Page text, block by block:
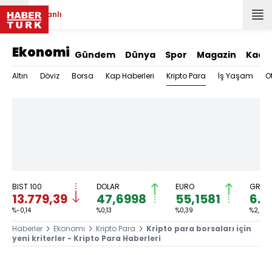
Canlı
Ekonomi Gündem Dünya Spor Magazin
Altın Döviz Borsa Kap Haberleri Kripto Para İş Yaşam
BIST 100
13.779,39
%-0,14
DOLAR
47,6998
%0,13
EURO
55,1581
%0,39 %2,59
Haberler Ekonomi Kripto Para
Kripto para borsaları için
yeni kriterler - Kripto Para Haberleri